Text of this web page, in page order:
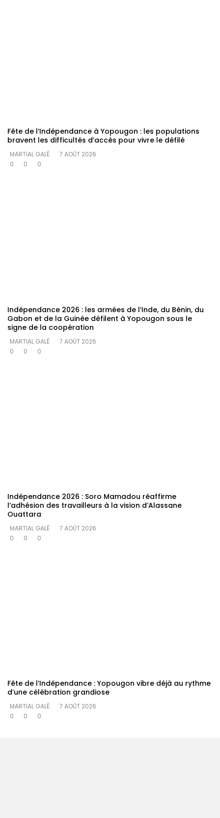
Fête de l’Indépendance à Yopougon : les populations
bravent les difficultés d’accès pour vivre le défilé
MARTIAL GALÉ
7 AOÛT 2026
0
0 0
Indépendance 2026 : les armées de l’Inde, du Bénin, du
Gabon et de la Guinée défilent à Yopougon sous le
signe de la coopération
MARTIAL GALÉ
7 AOÛT 2026
0
0 0
Indépendance 2026 : Soro Mamadou réaffirme
l’adhésion des travailleurs à la vision d’Alassane
Ouattara
MARTIAL GALÉ
7 AOÛT 2026
0
0 0
Fête de l’Indépendance : Yopougon vibre déjà au rythme
d’une célébration grandiose
MARTIAL GALÉ
7 AOÛT 2026
0
0 0